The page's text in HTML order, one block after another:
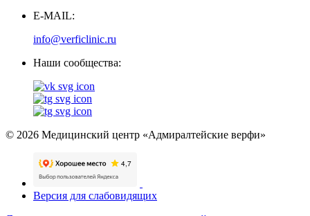
E-MAIL:
info@verficlinic.ru
Наши сообщества:
© 2026 Медицинский центр «Адмиралтейские верфи»
Версия для слабовидящих